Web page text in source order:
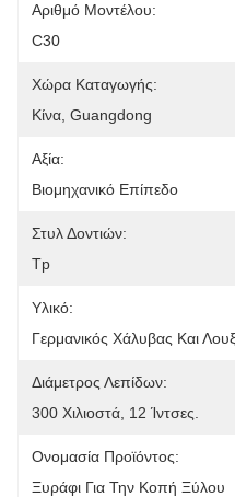
Αριθμό Μοντέλου:
C30
Χώρα Καταγωγής:
Κίνα, Guangdong
Αξία:
Βιομηχανικό Επίπεδο
Στυλ Δοντιών:
Tp
Υλικό:
Γερμανικός Χάλυβας Και
Διάμετρος Λεπίδων:
300 Χιλιοστά, 12 Ίντσες.
Ονομασία Προϊόντος:
Ξυράφι Για Την Κοπή Ξύλου